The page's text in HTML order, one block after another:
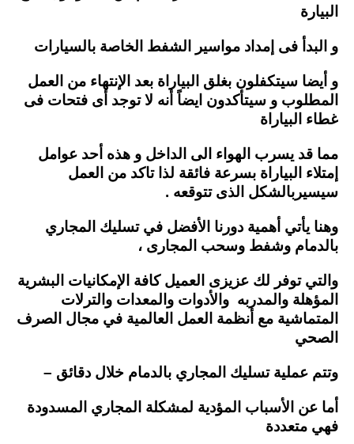
البيارة
و البدأ فى إمداد مواسير الشفط الخاصة بالسيارات
و أيضا سيتكفلون بغلق البياراة بعد الإنتهاء من العمل
المطلوب و سيتأكدون ايضاً أنه لا توجد أى فتحات فى
غطاء البياراة
مما قد يسرب الهواء الى الداخل و هذه أحد عوامل
إمتلاء البياراة بسرعة فائقة لذا تاكد من العمل
سيسيربالشكل الذى تتوقعه .
وهنا يأتي أهمية دورنا الأفضل في تسليك المجاري
بالدمام وشفط وسحب المجارى ،
والتي توفر لك عزيزى العميل كافة الإمكانيات البشرية
المؤهلة والمدربه والأدوات والمعدات والترلات
المتماشية مع أنظمة العمل العالمية في مجال الصرف
الصحي
وتتم عملية تسليك المجاري بالدمام خلال دقائق –
أما عن الأسباب المؤدية لمشكلة المجاري المسدودة
فهي متعددة